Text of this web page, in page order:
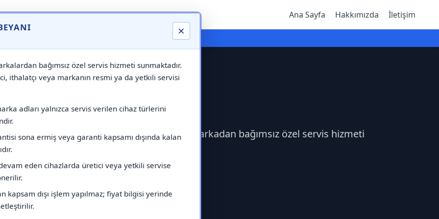
×
bağımsız özel servis hizmeti sunmaktadır.
ithalatçı veya markanın resmi ya da yetkili servisi
adları yalnızca servis verilen cihaz türlerini
sona ermiş veya garanti kapsamı dışında kalan
eden cihazlarda üretici veya yetkili servise
kapsam dışı işlem yapılmaz; fiyat bilgisi yerinde
Ana Sayfa Hakkımızda İletişim
⚠️ Markadan Bağımsız "Özel Servis" Hizmeti
Servisi
Termoteknik Servisi çağırabilirsiniz.Markadan bağımsız özel servis hizmeti